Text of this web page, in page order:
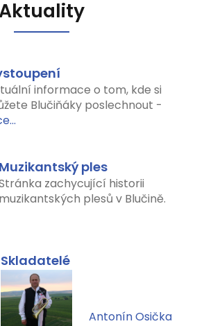
informace o tom, kde si
Blučiňáky poslechnout -
Muzikantský ples
zachycující historii
muzikantských plesů v Blučině.
Skladatelé
Antonín Osička